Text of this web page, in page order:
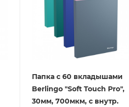
Папка с 60 вкладышами
Berlingo "Soft Touch Pro",
30мм, 700мкм, с внутр.